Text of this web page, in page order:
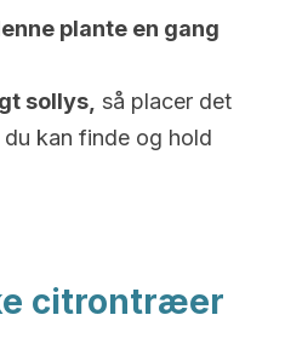
plante en gang
sollys, så placer det
kan finde og hold
citrontræer